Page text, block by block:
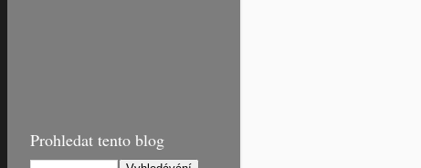
Prohledat tento blog